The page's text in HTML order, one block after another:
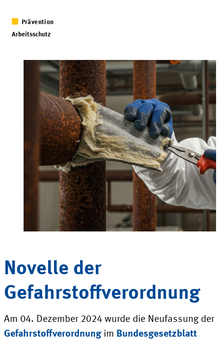
Prävention
Arbeitsschutz
Novelle der
Gefahrstoffverordnung
Am 04. Dezember 2024 wurde die Neufassung der
Gefahrstoffverordnungim Bundesgesetzblatt